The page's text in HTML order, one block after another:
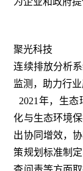
聚光科技
连续排放分析
监测，助力行
2021年，生
化与生态环境
出协同增效，
策规划标准制